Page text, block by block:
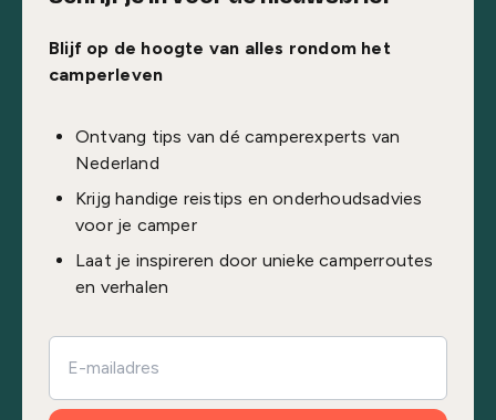
Blijf op de hoogte van alles rondom het
camperleven
Ontvang tips van dé camperexperts van
Nederland
Krijg handige reistips en onderhoudsadvies
voor je camper
Laat je inspireren door unieke camperroutes
en verhalen